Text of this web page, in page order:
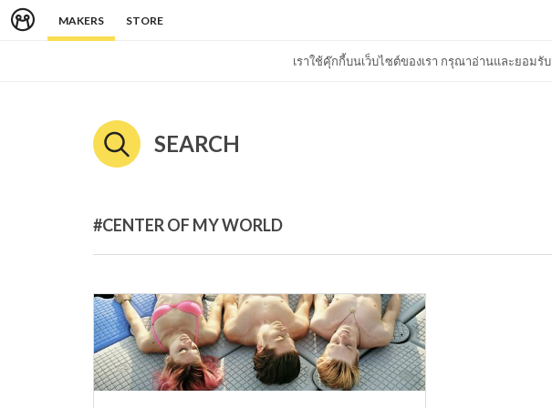
MAKERS STORE
เราใช้คุ๊กกี้บนเว็บไซต์ของเรา กรุณาอ่านและยอมรับ
SEARCH
#CENTER OF MY WORLD